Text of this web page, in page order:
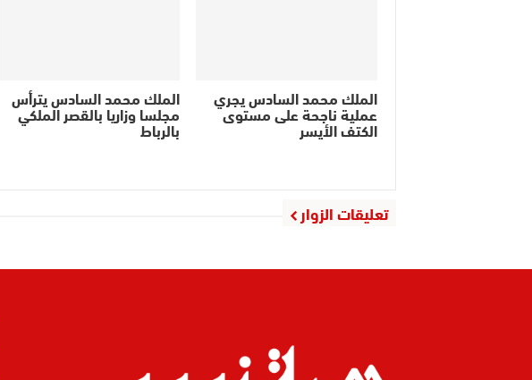
الملك محمد السادس يجري
عملية ناجحة على مستوى
الكتف الأيسر
الملك محمد السادس يترأس
مجلسا وزاريا بالقصر الملكي
بالرباط
تعليقات الزوار